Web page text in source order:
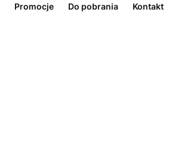
Promocje Do pobrania Kontakt